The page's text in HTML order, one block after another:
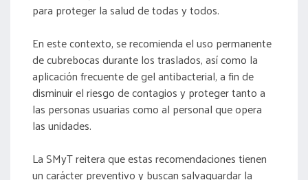
para proteger la salud de todas y todos.
En este contexto, se recomienda el uso permanente
de cubrebocas durante los traslados, así como la
aplicación frecuente de gel antibacterial, a fin de
disminuir el riesgo de contagios y proteger tanto a
las personas usuarias como al personal que opera
las unidades.
La SMyT reitera que estas recomendaciones tienen
un carácter preventivo y buscan salvaguardar la